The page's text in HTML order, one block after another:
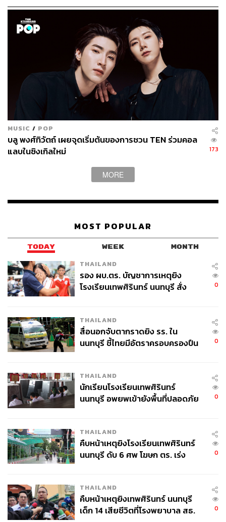
พูดตรงๆ ทุกวันนี้เราคือศิลปินหน้าใหม่ และ
เราไม่ได้มองว่าตัวเองเป็นเบอร์ที่ขายได้แบบ
เดิมอีกต่อไป เราเป็นศิลปินที่ต้องออกมา
ทำความรู้จักกับแฟนเพลง ทั้งที่เคยรู้จักและ
ยังไม่เคยรู้จัก และมันไม่มีอะไรมารองรับหรือ
การันตีกับใครได้เลยว่าทำสิ่งนี้แล้วจะซักเซส
ใช่ๆ พูดจริงๆ ผมเป็นคนที่เส้นทางชีวิตเจออะไรแบบนี้อยู่
ทิศทางของตัวเองว่าจะทำอะไร แต่แล้ววันหนึ่งเราก็เลือกเดิน
ออกจากเซฟโซนด้วยการตัดสินใจกลับมาเล่นดนตรีที่เมือง
ไทย โดยที่ไม่รู้ว่าจะไปรอดหรือเปล่า
ตอนนั้นเราเป็นคนดูแลภาระของครอบครัว ผ่อนบ้านผ่อน
อะไร เราก็ถึงขนาดโทรบอกแม่กับพ่อว่าไม่รู้ผลจะออกมาเป็น
อย่างไรเหมือนกัน แต่อยากให้ทุกคนเตรียมตัวด้วย เผื่อว่า
เลือกด้วยใจ ใช้แพสชันนำ ในเมื่อเรามีความฝันแบบนี้ เรา
เลือกจะเสี่ยงแล้วกัน
ในสิ่งที่รัก เรายังได้ทำในสิ่งที่อยากทำอยู่ ดังนั้นสำหรับผม มัน
ไม่ได้เป็นการติดลบหรือเซตศูนย์ แต่มันเป็นการเดินทางใหม่ที่
น่าตื่นเต้น
บางทีการเดินออกจากสิ่งเก่า ก็อาจจะนำพามาซึ่งสิ่งใหม่ใน
อนาคตก็ได้นะ
ใช่ฮะ ผมรู้สึกว่ามันคือการได้พังอะไรบางอย่างในความรู้สึก
ออกไป เพื่อที่เราจะได้สร้างอะไรบางอย่างในความรู้สึกเรา
Room39 มันก็ยังมีขีดจำกัดบางอย่างเหมือนกัน เช่น เรื่องของ
สไตล์เพลง เรื่องของพื้นที่ในการทำงาน เราจะมีกรอบ
ประมาณหนึ่ง เพื่อจะถ่วงดุลให้ผลงานโดยรวมมันสำเร็จออก
MUSIC / POP
บลู พงศ์ทิวัตถ์ เผยจุดเริ่มต้นของการชวน TEN ร่วมคอล
แลบในซิงเกิลใหม่
173
MORE
MOST POPULAR
TODAY WEEK MONTH
THAILAND
รอง ผบ.ตร. บัญชาการเหตุยิง
โรงเรียนเทพศิรินทร์ นนทบุรี สั่ง
0
THAILAND
สื่อนอกจับตากราดยิง รร. ใน
นนทบุรี ชี้ไทยมีอัตราครอบครองปืน
0
THAILAND
นักเรียนโรงเรียนเทพศิรินทร์
นนทบุรี อพยพเข้ายังพื้นที่ปลอดภัย
0
THAILAND
คืบหน้าเหตุยิงโรงเรียนเทพศิรินทร์
นนทบุรี ดับ 6 ศพ โฆษก ตร. เร่ง
0
THAILAND
คืบหน้าเหตุยิงเทพศิรินทร์ นนทบุรี
เด็ก 14 เสียชีวิตที่โรงพยาบาล สธ.
0